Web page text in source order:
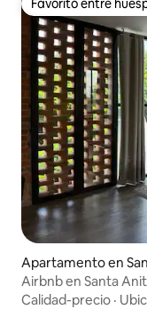
Favorito entre
Favorito entre
Apartamento en
Airbnb en Santa
Calidad-precio ·